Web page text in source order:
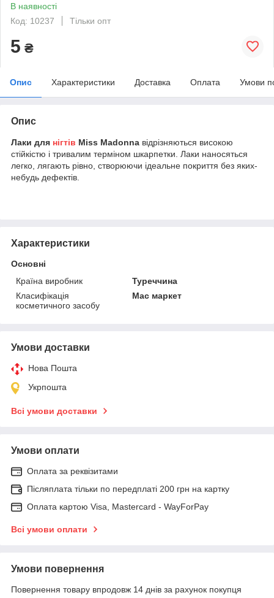
В наявності
Код: 10237
Тільки опт
5 ₴
Опис Характеристики Доставка Оплата Умови
Опис
Лаки для нігтів Miss Madonna відрізняються високою
стійкістю і тривалим терміном шкарпетки. Лаки наносяться
легко, лягають рівно, створюючи ідеальне покриття без яких-
небудь дефектів.
Характеристики
Основні
Країна виробник
Туреччина
Класифікація
косметичного засобу
Мас маркет
Умови доставки
Нова Пошта
Укрпошта
Всі умови доставки
Умови оплати
Оплата за реквізитами
Післяплата тільки по передплаті 200 грн на картку
Оплата картою Visa, Mastercard - WayForPay
Всі умови оплати
Умови повернення
Повернення товару впродовж 14 днів за рахунок покупця